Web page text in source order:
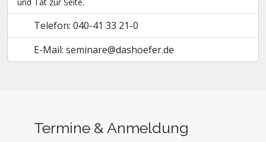
Telefon: 040-41 33 21-0
E-Mail: seminare@dashoefer.de
Termine & Anmeldung